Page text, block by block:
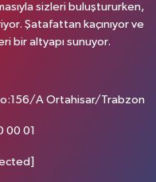
sizleri buluştururken,
Şatafattan kaçınıyor ve
bir altyapı sunuyor.
A Ortahisar/Trabzon
00 01